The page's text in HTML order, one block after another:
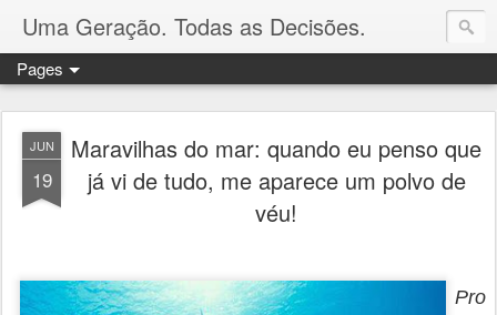
Uma Geração. Todas as Decisões.
Pages
JUN
19
Maravilhas do mar: quando eu penso que
já vi de tudo, me aparece um polvo de
véu!
Pro